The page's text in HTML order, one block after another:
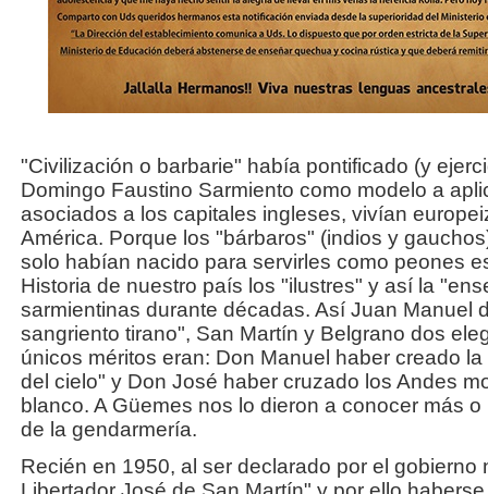
"Civilización o barbarie" había pontificado (y
Domingo Faustino Sarmiento como modelo a
asociados a los capitales ingleses, vivían
América. Porque los "bárbaros" (indios y
solo habían nacido para servirles como peones
Historia de nuestro país los "ilustres" y así la
sarmientinas durante décadas. Así Juan Manuel
sangriento tirano", San Martín y Belgrano dos
únicos méritos eran: Don Manuel haber creado
del cielo" y Don José haber cruzado los Andes
blanco. A Güemes nos lo dieron a conocer más
de la gendarmería.
Recién en 1950, al ser declarado por el gobierno